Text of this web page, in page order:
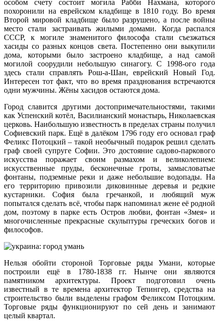
особом счету состоит могила Рабби Нахмана, которого
похоронили на еврейском кладбище в 1810 году. Во время
Второй мировой кладбище было разрушено, а после войны
место стали застраивать жилыми домами. Когда распался
СССР, к могиле знаменитого философа стали съезжаться
хасиды со разных концов света. Постепенно они выкупили
дома, которыми было застроено кладбище, а над самой
могилой соорудили небольшую синагогу. С 1998-ого года
здесь стали справлять Рош-а-Шан, еврейский Новый Год.
Интересен тот факт, что во время празднования встречаются
одни мужчины. Жёны хасидов остаются дома.
Город славится другими достопримечательностями, такими
как Успенский котёл, Василианский монастырь, Николаевская
церковь. Наибольшую известность в пределах страны получил
Софиевский парк. Ещё в далёком 1796 году его основал граф
Феликс Потоцкий – такой необычный подарок решил сделать
граф своей супруге Софии. Это достояние садово-паркового
искусства поражает своим размахом и великолепием:
искусственные пруды, бесконечные гроты, замысловатые
фонтаны, подземные реки и даже небольшие водопады. На
его территорию привозили диковинные деревья и редкие
кустарники. София была гречанкой, и любящий муж
попытался сделать всё, чтобы парк напоминал жене её родной
дом, поэтому в парке есть Остров любви, фонтан «Змея» и
многочисленные прекрасные скульптуры греческих богов и
философов.
Нельзя обойти стороной Торговые ряды Умани, которые
построили ещё в 1780-1838 гг. Нынче они являются
памятником архитектуры. Проект подготовил очень
известный в те времена архитектор Тепингер, средства на
строительство были выделены графом Феликсом Потоцким.
Торговые ряды функционируют по сей день и занимают
целый квартал.